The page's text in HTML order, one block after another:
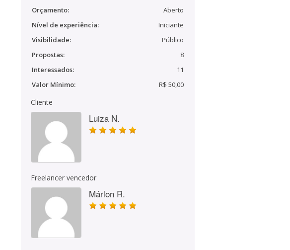
Orçamento:
Aberto
Nível de experiência:
Iniciante
Visibilidade:
Público
Propostas:
8
Interessados:
11
Valor Mínimo:
R$ 50,00
Cliente
Luiza N.
Freelancer vencedor
Márlon R.